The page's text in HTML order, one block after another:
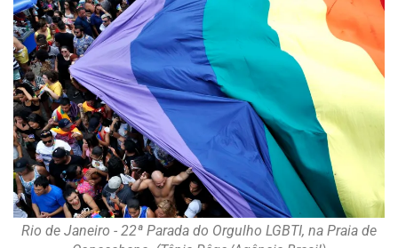
Rio de Janeiro - 22ª Parada do Orgulho LGBTI, na Praia de